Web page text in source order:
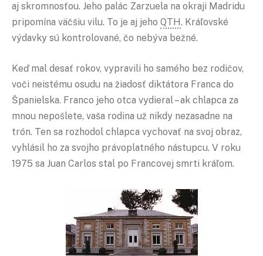
aj skromnosťou. Jeho palác Zarzuela na okraji Madridu
pripomína väčšiu vilu. To je aj jeho QTH. Kráľovské
výdavky sú kontrolované, čo nebýva bežné.
Keď mal desať rokov, vypravili ho samého bez rodičov,
voči neistému osudu na žiadosť diktátora Franca do
Španielska. Franco jeho otca vydieral – ak chlapca za
mnou nepošlete, vaša rodina už nikdy nezasadne na
trón. Ten sa rozhodol chlapca vychovať na svoj obraz,
vyhlásil ho za svojho právoplatného nástupcu. V roku
1975 sa Juan Carlos stal po Francovej smrti kráľom.